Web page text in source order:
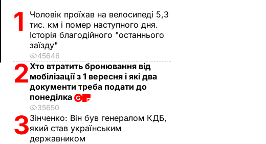
1
Чоловік проїхав на велосипеді 5,3
тис. км і помер наступного дня.
Історія благодійного "останнього
заїзду"
45646
2Хто втратить бронювання від
мобілізації з 1 вересня і які два
документи треба подати до
понеділка
35650
3Зінченко: Він був генералом КДБ,
який став українським
державником